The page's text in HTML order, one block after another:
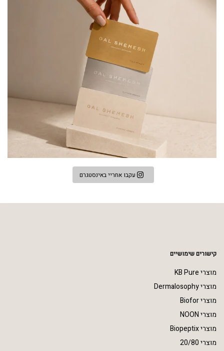
עקבו אחריי באינסטגרם
קישורים שימושיים
מוצרי KB Pure
מוצרי Dermalosophy
מוצרי Biofor
מוצרי NOON
מוצרי Biopeptix
מוצרי 20/80